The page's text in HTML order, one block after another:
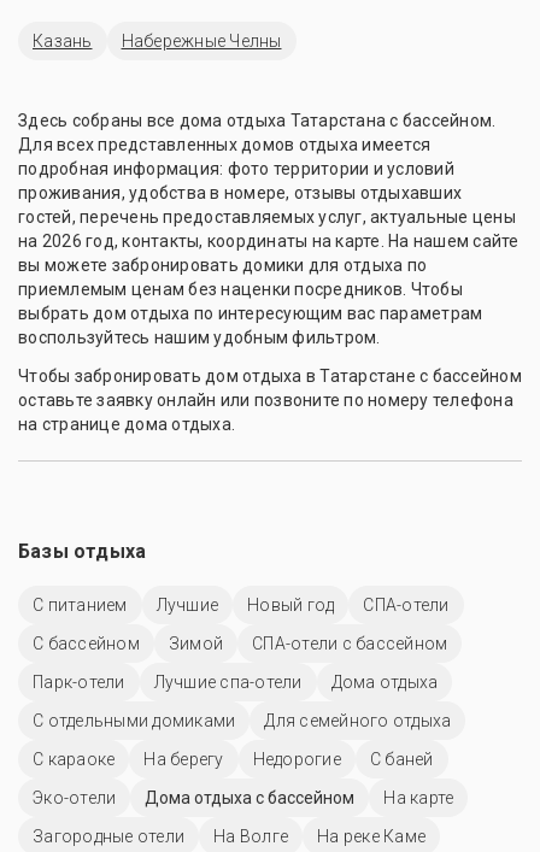
Казань Набережные Челны
Здесь собраны все дома отдыха Татарстана с бассейном.
Для всех представленных домов отдыха имеется
подробная информация: фото территории и условий
проживания, удобства в номере, отзывы отдыхавших
гостей, перечень предоставляемых услуг, актуальные цены
на 2026 год, контакты, координаты на карте. На нашем сайте
вы можете забронировать домики для отдыха по
приемлемым ценам без наценки посредников. Чтобы
выбрать дом отдыха по интересующим вас параметрам
воспользуйтесь нашим удобным фильтром.
Чтобы забронировать дом отдыха в Татарстане с бассейном
оставьте заявку онлайн или позвоните по номеру телефона
на странице дома отдыха.
Базы отдыха
С питанием Лучшие Новый год
СПА-отели
С бассейном
Зимой
СПА-отели с бассейном
Парк-отели
Лучшие спа-отели
Дома отдыха
С отдельными домиками
Для семейного отдыха
С караоке
На берегу Недорогие
С баней
Эко-отели
Дома отдыха с бассейном
На карте
Загородные отели
На Волге На реке Каме